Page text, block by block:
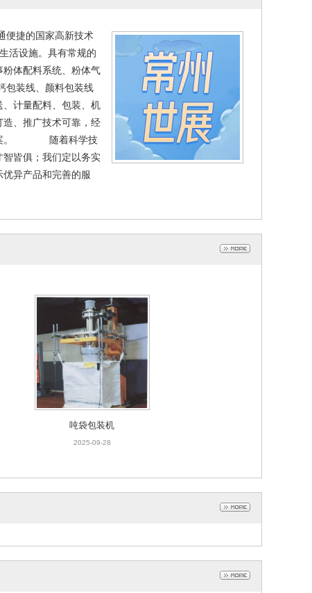
便捷的国家高新技术
活设施。具有常规的
体配料系统、粉体气
包装线、颜料包装线
计量配料、包装、机
、推广技术可靠，经
方案。 随着科学技
皆俱；我们定以务实
异产品和完善的服
吨袋包装机
2025-09-28